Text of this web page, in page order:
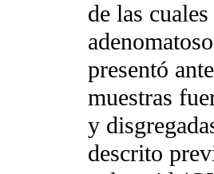
de las
presentó
muestras
y
descrito